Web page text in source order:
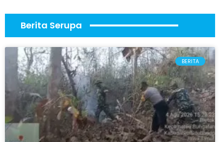
Berita Serupa
BERITA